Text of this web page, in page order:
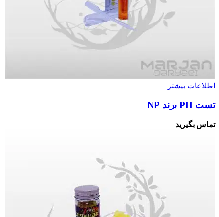
اطلاعات بیشتر
تست PH برند NP
تماس بگیرید